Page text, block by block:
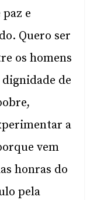
e
Quero ser
os homens
de
a
vem
honras do
pela